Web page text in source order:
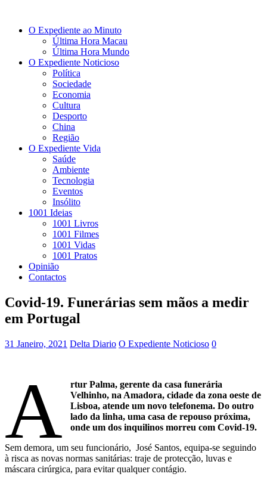
O Expediente ao Minuto
Última Hora Macau
Última Hora Mundo
O Expediente Noticioso
Política
Sociedade
Economia
Cultura
Desporto
China
Região
O Expediente Vida
Saúde
Ambiente
Tecnologia
Eventos
Insólito
1001 Ideias
1001 Livros
1001 Filmes
1001 Vidas
1001 Pratos
Opinião
Contactos
Covid-19. Funerárias sem mãos a medir
em Portugal
31 Janeiro, 2021 Delta Diario O Expediente Noticioso 0
A
rtur Palma, gerente da casa funerária
Velhinho, na Amadora, cidade da zona oeste de
Lisboa, atende um novo telefonema. Do outro
lado da linha, uma casa de repouso próxima,
onde um dos inquilinos morreu com Covid-19.
Sem demora, um seu funcionário, José Santos, equipa-se seguindo
à risca as novas normas sanitárias: traje de protecção, luvas e
máscara cirúrgica, para evitar qualquer contágio.